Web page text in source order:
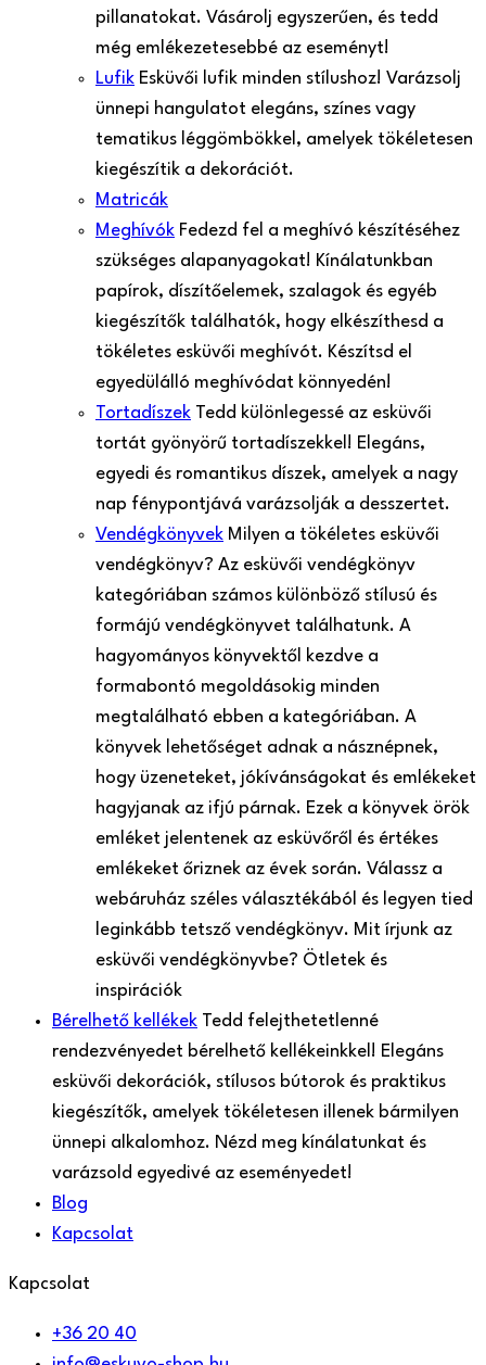
pillanatokat. Vásárolj egyszerűen, és tedd
még emlékezetesebbé az eseményt!
Lufik Esküvői lufik minden stílushoz! Varázsolj
ünnepi hangulatot elegáns, színes vagy
tematikus léggömbökkel, amelyek tökéletesen
kiegészítik a dekorációt.
Matricák
Meghívók Fedezd fel a meghívó készítéséhez
szükséges alapanyagokat! Kínálatunkban
papírok, díszítőelemek, szalagok és egyéb
kiegészítők találhatók, hogy elkészíthesd a
tökéletes esküvői meghívót. Készítsd el
egyedülálló meghívódat könnyedén!
Tortadíszek Tedd különlegessé az esküvői
tortát gyönyörű tortadíszekkel! Elegáns,
egyedi és romantikus díszek, amelyek a nagy
nap fénypontjává varázsolják a desszertet.
Vendégkönyvek Milyen a tökéletes esküvői
vendégkönyv? Az esküvői vendégkönyv
kategóriában számos különböző stílusú és
formájú vendégkönyvet találhatunk. A
hagyományos könyvektől kezdve a
formabontó megoldásokig minden
megtalálható ebben a kategóriában. A
könyvek lehetőséget adnak a násznépnek,
hogy üzeneteket, jókívánságokat és emlékeket
hagyjanak az ifjú párnak. Ezek a könyvek örök
emléket jelentenek az esküvőről és értékes
emlékeket őriznek az évek során. Válassz a
webáruház széles választékából és legyen tied
leginkább tetsző vendégkönyv. Mit írjunk az
esküvői vendégkönyvbe? Ötletek és
inspirációk
Bérelhető kellékek Tedd felejthetetlenné
rendezvényedet bérelhető kellékeinkkel! Elegáns
esküvői dekorációk, stílusos bútorok és praktikus
kiegészítők, amelyek tökéletesen illenek bármilyen
ünnepi alkalomhoz. Nézd meg kínálatunkat és
varázsold egyedivé az eseményedet!
Blog
Kapcsolat
Kapcsolat
+36 20 40